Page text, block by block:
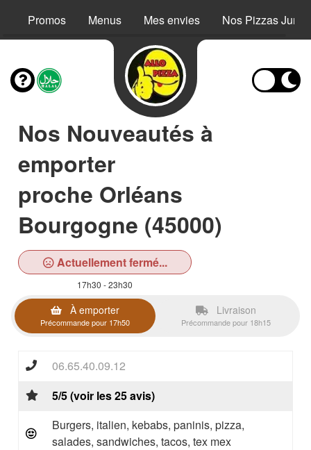
Promos Menus Mes envies Nos Pizzas Junior
Nos Nouveautés à
emporter
proche Orléans
Bourgogne (45000)
Actuellement fermé...
17h30 - 23h30
À emporter
Précommande pour 17h50
Livraison
Précommande pour 18h15
06.65.40.09.12
5/5 (voir les 25 avis)
Burgers, italien, kebabs, paninis, pizza,
salades, sandwiches, tacos, tex mex